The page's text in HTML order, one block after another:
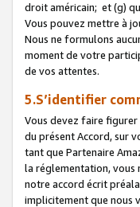
droit américain; et (g)
Vous pouvez mettre à
Nous ne formulons
moment de votre
de vos attentes.
5.S’identifier
Vous devez faire
du présent Accord, sur
tant que Partenaire
la réglementation, vous
notre accord écrit
implicitement que nous